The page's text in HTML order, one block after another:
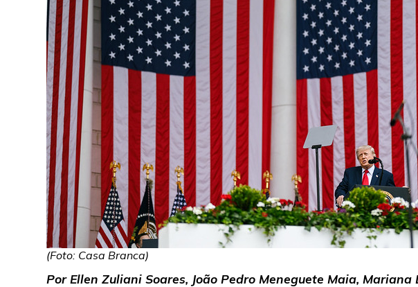
(Foto: Casa Branca)
Por Ellen Zuliani Soares, João Pedro Meneguete Maia,